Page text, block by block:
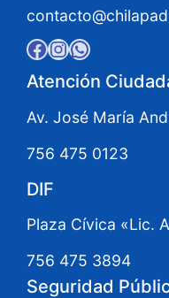
Facebook InstagramWhatsApp
Atención
Av. José María
756 475 0123
DIF
Plaza Cívica «Lic.
756 475 3894
Seguridad